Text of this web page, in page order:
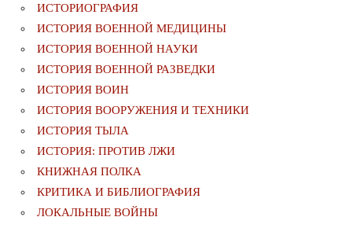
ИСТОРИОГРАФИЯ
ИСТОРИЯ ВОЕННОЙ МЕДИЦИНЫ
ИСТОРИЯ ВОЕННОЙ НАУКИ
ИСТОРИЯ ВОЕННОЙ РАЗВЕДКИ
ИСТОРИЯ ВОИН
ИСТОРИЯ ВООРУЖЕНИЯ И ТЕХНИКИ
ИСТОРИЯ ТЫЛА
ИСТОРИЯ: ПРОТИВ ЛЖИ
КНИЖНАЯ ПОЛКА
КРИТИКА И БИБЛИОГРАФИЯ
ЛОКАЛЬНЫЕ ВОЙНЫ